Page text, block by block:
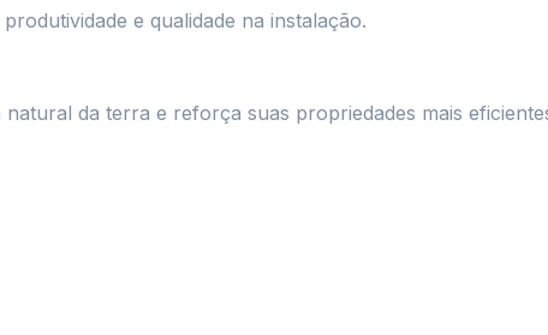
e qualidade na instalação.
da terra e reforça suas propriedades mais